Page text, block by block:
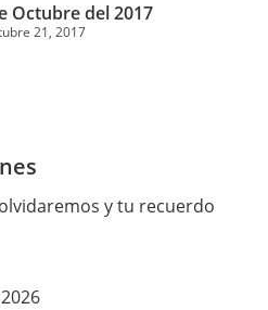
Octubre del 2017
21, 2017
y tu recuerdo